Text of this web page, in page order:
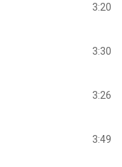
3:20
3:30
3:26
3:49